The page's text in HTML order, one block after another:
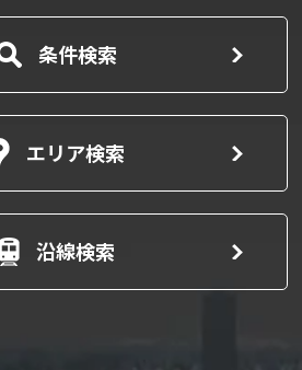
条件検索
エリア検索
沿線検索